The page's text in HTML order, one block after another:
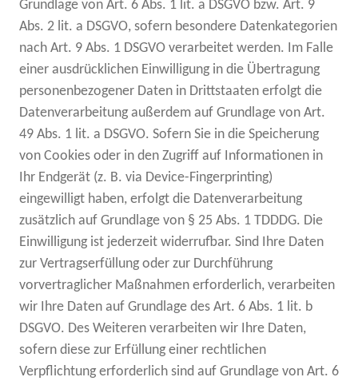
Grundlage von Art. 6 Abs. 1 lit. a DSGVO bzw. Art. 9
Abs. 2 lit. a DSGVO, sofern besondere Datenkategorien
nach Art. 9 Abs. 1 DSGVO verarbeitet werden. Im Falle
einer ausdrücklichen Einwilligung in die Übertragung
personenbezogener Daten in Drittstaaten erfolgt die
Datenverarbeitung außerdem auf Grundlage von Art.
49 Abs. 1 lit. a DSGVO. Sofern Sie in die Speicherung
von Cookies oder in den Zugriff auf Informationen in
Ihr Endgerät (z. B. via Device-Fingerprinting)
eingewilligt haben, erfolgt die Datenverarbeitung
zusätzlich auf Grundlage von § 25 Abs. 1 TDDDG. Die
Einwilligung ist jederzeit widerrufbar. Sind Ihre Daten
zur Vertragserfüllung oder zur Durchführung
vorvertraglicher Maßnahmen erforderlich, verarbeiten
wir Ihre Daten auf Grundlage des Art. 6 Abs. 1 lit. b
DSGVO. Des Weiteren verarbeiten wir Ihre Daten,
sofern diese zur Erfüllung einer rechtlichen
Verpflichtung erforderlich sind auf Grundlage von Art. 6